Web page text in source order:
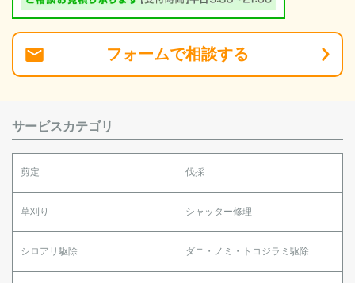
フォームで相談する
サービスカテゴリ
剪定 伐採
草刈り シャッター修理
シロアリ駆除 ダニ・ノミ・トコジラミ駆除